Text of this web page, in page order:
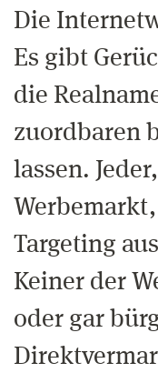
Die
Es gibt
die
zuordbaren
lassen.
Targeting
Keiner der
oder gar